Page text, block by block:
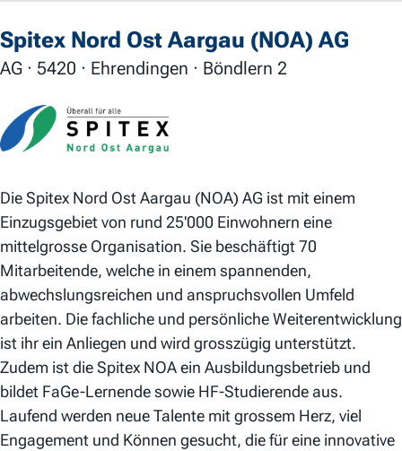
Spitex Nord Ost Aargau (NOA) AG
AG · 5420 · Ehrendingen · Böndlern 2
Die Spitex Nord Ost Aargau (NOA) AG ist mit einem
Einzugsgebiet von rund 25'000 Einwohnern eine
mittelgrosse Organisation. Sie beschäftigt 70
Mitarbeitende, welche in einem spannenden,
abwechslungsreichen und anspruchsvollen Umfeld
arbeiten. Die fachliche und persönliche Weiterentwicklung
ist ihr ein Anliegen und wird grosszügig unterstützt.
Zudem ist die Spitex NOA ein Ausbildungsbetrieb und
bildet FaGe-Lernende sowie HF-Studierende aus.
Laufend werden neue Talente mit grossem Herz, viel
Engagement und Können gesucht, die für eine innovative